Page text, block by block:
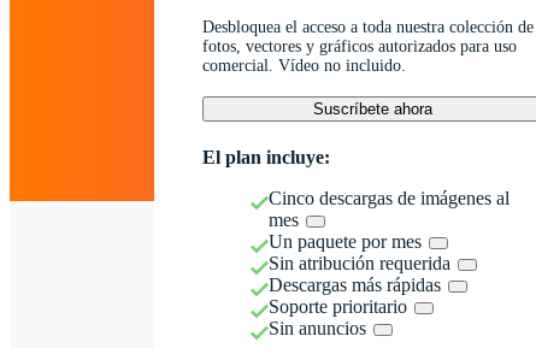
Desbloquea el acceso a toda nuestra colección de
fotos, vectores y gráficos autorizados para uso
comercial. Vídeo no incluido.
Suscríbete ahora
El plan incluye:
Cinco descargas de imágenes al
mes
Un paquete por mes
Sin atribución requerida
Descargas más rápidas
Soporte prioritario
Sin anuncios